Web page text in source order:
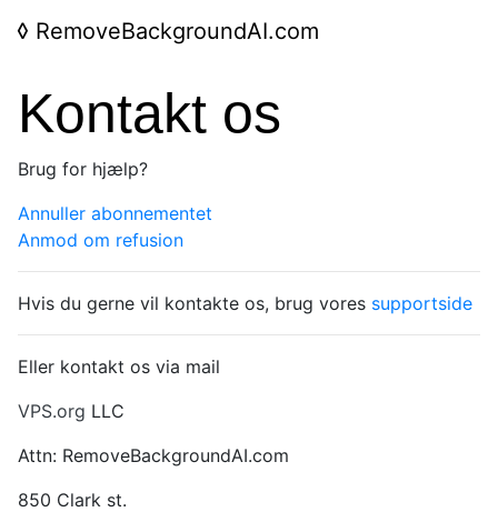
◊ RemoveBackgroundAI.com
Kontakt os
Brug for hjælp?
Annuller abonnementet
Anmod om refusion
Hvis du gerne vil kontakte os, brug vores supportside
Eller kontakt os via mail
VPS.org LLC
Attn: RemoveBackgroundAI.com
850 Clark st.